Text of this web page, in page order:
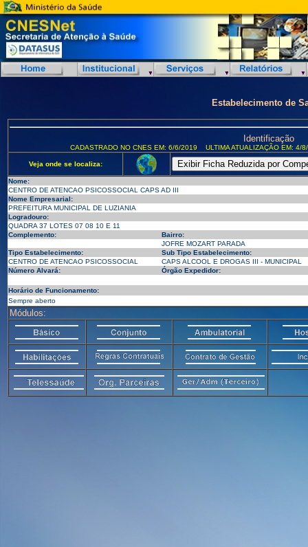
Estabelecimento de
Identificação
CADASTRADO NO CNES EM: 6/6/2019 ULTIMA ATUALIZAÇÃO EM:
Veja onde se localiza:
Nome:
CENTRO DE ATENCAO PSICOSSOCIAL CAPS AD III
Nome Empresarial:
PREFEITURA MUNICIPAL DE LUZIANIA
Logradouro:
QUADRA 37 LOTES 07 08 10 E 11
Complemento:
Bairro:
JOFRE MOZART PARADA
Tipo Estabelecimento:
Sub Tipo Estabelecimento:
CENTRO DE ATENCAO PSICOSSOCIAL
CAPS ALCOOL E DROGAS III - MUNICIPAL
Número Alvará:
Órgão Expedidor:
Horário de Funcionamento:
Sempre aberto
Módulos: